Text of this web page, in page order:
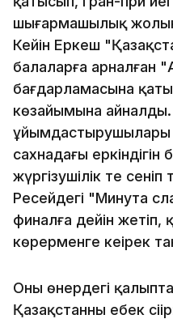
шығармашылық
Кейін Еркеш
балаларға арналған
бағдарламасына
көзайымына
ұйымдастырушылары
сахнадағы еркіндігін
жүргізушілік те
Ресейдегі "Минута
финалға дейін жетіп,
көрерменге кеңірек
Оның өнердегі
Қазақстанның еңбек